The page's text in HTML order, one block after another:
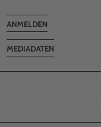
MEDIADATEN
Toggle
navigation
ANMELDEN